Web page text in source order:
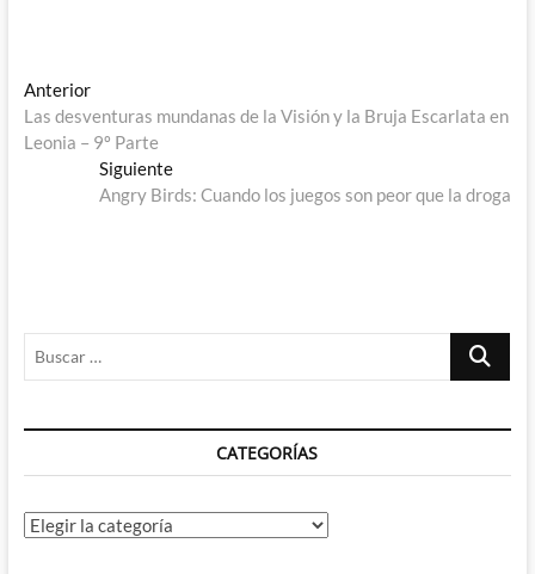
Navegación
de
entradas
AnteriorEntrada
anterior:
Las desventuras mundanas de la Visión y la Bruja Escarlata en
Leonia – 9º Parte
SiguienteEntrada
siguiente:
Angry Birds: Cuando los juegos son peor que la droga
Buscar
CATEGORÍAS
Categorías